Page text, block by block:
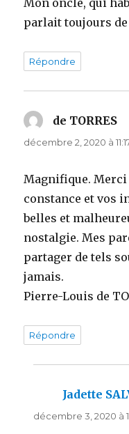
parlait toujours
Répondre
de TORRES
décembre 2, 2020 à
Magnifique.
constance et vos
belles et
nostalgie. Mes
partager de tels
jamais.
Pierre-Louis de
Répondre
Jadette
décembre 3, 2020 à